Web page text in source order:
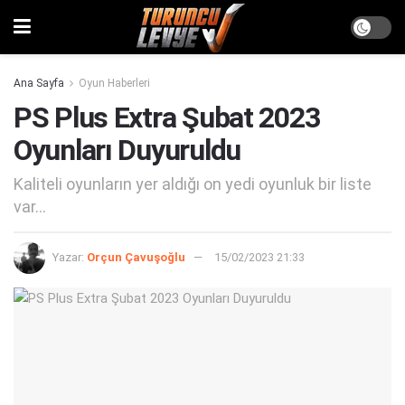
Ana Sayfa Oyun Haberleri
PS Plus Extra Şubat 2023
Oyunları Duyuruldu
Kaliteli oyunların yer aldığı on yedi oyunluk bir liste
var...
Yazar: Orçun Çavuşoğlu 15/02/2023 21:33